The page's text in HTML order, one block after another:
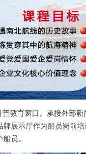
普教育窗口。承接外部
牌展示厅作为船员岗前
员。